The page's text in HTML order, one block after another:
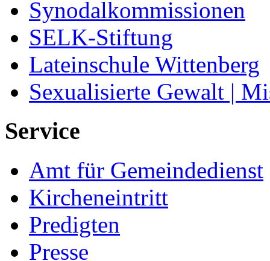
Synodalkommissionen
SELK-Stiftung
Lateinschule Wittenberg
Sexualisierte Gewalt |
Service
Amt für Gemeindedienst
Kircheneintritt
Predigten
Presse